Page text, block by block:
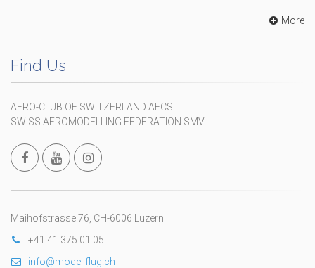
More
Find Us
AERO-CLUB OF SWITZERLAND AECS
SWISS AEROMODELLING FEDERATION SMV
Maihofstrasse 76, CH-6006 Luzern
+41 41 375 01 05
info@modellflug.ch